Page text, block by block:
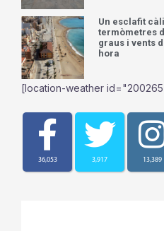
Un esclafit
termòmetres
graus i vents
hora
[location-weather
36,053 3,917 13,389